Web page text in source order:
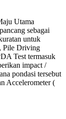
Utama
sebagai
untuk
Pile Driving
Test termasuk
impact /
pondasi tersebut
Accelerometer (